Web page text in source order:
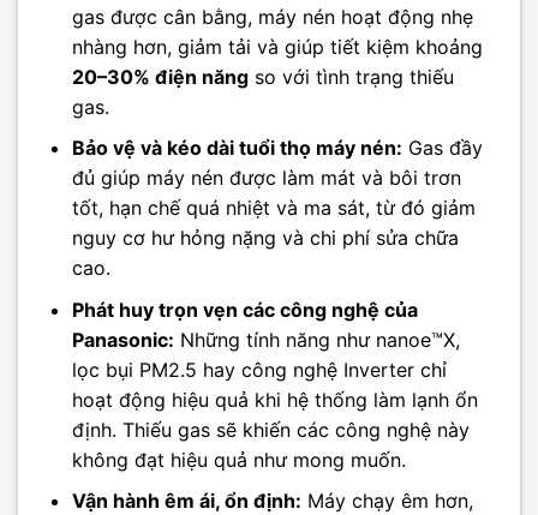
gas được cân bằng, máy nén hoạt động nhẹ
nhàng hơn, giảm tải và giúp tiết kiệm khoảng
20–30% điện năngso với tình trạng thiếu
gas.
Bảo vệ và kéo dài tuổi thọ máy nén: Gas đầy
đủ giúp máy nén được làm mát và bôi trơn
tốt, hạn chế quá nhiệt và ma sát, từ đó giảm
nguy cơ hư hỏng nặng và chi phí sửa chữa
cao.
Phát huy trọn vẹn các công nghệ của
Panasonic: Những tính năng như nanoe™X,
lọc bụi PM2.5 hay công nghệ Inverter chỉ
hoạt động hiệu quả khi hệ thống làm lạnh ổn
định. Thiếu gas sẽ khiến các công nghệ này
không đạt hiệu quả như mong muốn.
Vận hành êm ái, ổn định: Máy chạy êm hơn,